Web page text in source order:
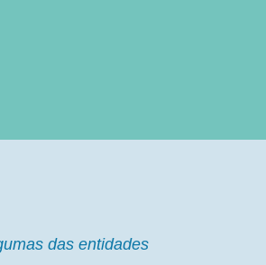
das entidades